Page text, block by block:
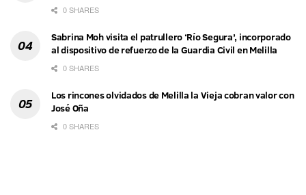
0 SHARES
Sabrina Moh visita el patrullero ‘Río Segura’, incorporado
al dispositivo de refuerzo de la Guardia Civil en Melilla
0 SHARES
Los rincones olvidados de Melilla la Vieja cobran valor con
José Oña
0 SHARES